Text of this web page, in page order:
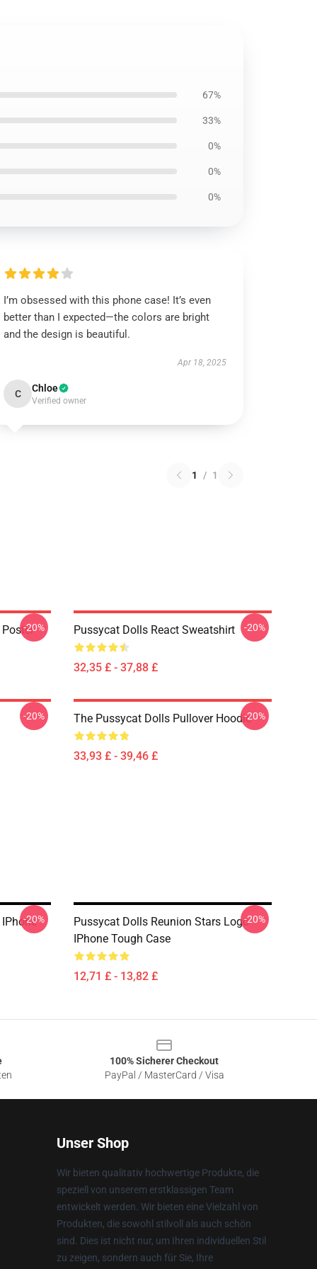
67%
33%
0%
0%
0%
I’m obsessed with this phone case! It’s even
better than I expected—the colors are bright
and the design is beautiful.
Apr 18, 2025
C Chloe
Verified owner
1 / 1
-20% Pussycat Dolls React Sweatshirt
32,35 £ - 37,88 £
-20%
-20% The Pussycat Dolls Pullover Hoodie
33,93 £ - 39,46 £
-20%
-20%
Pussycat Dolls Reunion Stars Logo
IPhone Tough Case
12,71 £ - 13,82 £
-20%
100% Sicherer Checkout
PayPal / MasterCard / Visa
Unser Shop
Wir bieten qualitativ hochwertige Produkte, die
speziell von unserem erstklassigen Team
entwickelt werden. Wir bieten eine Vielzahl von
Produkten, die sowohl stilvoll als auch schön
sind. Dies ist nicht nur, um Ihren individuellen Stil
zu zeigen, sondern auch für Sie, Ihre